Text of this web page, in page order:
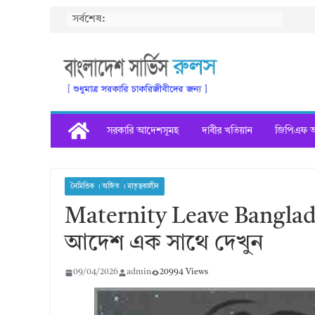
সর্বশেষ:
সরকারি আদেশসূমহ দাবীর খতিয়ান জিপিএফ
নৈমিত্তিক । অর্জিত । মাতৃত্বকালীন
Maternity Leave
আদেশ এক সাথে দেখুন
09/04/2026 admin 20994 Views